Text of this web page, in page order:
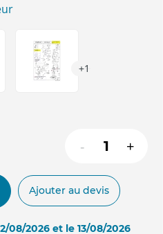
+1
- +
Ajouter au devis
08/2026 et le 13/08/2026